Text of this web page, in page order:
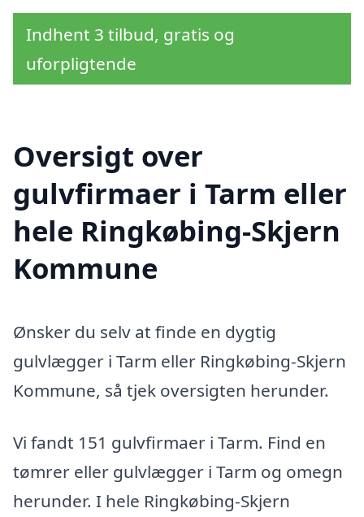
Indhent 3 tilbud, gratis og
uforpligtende
Oversigt over
gulvfirmaer i Tarm eller
hele Ringkøbing-Skjern
Kommune
Ønsker du selv at finde en dygtig
gulvlægger i Tarm eller Ringkøbing-Skjern
Kommune, så tjek oversigten herunder.
Vi fandt 151 gulvfirmaer i Tarm. Find en
tømrer eller gulvlægger i Tarm og omegn
herunder. I hele Ringkøbing-Skjern